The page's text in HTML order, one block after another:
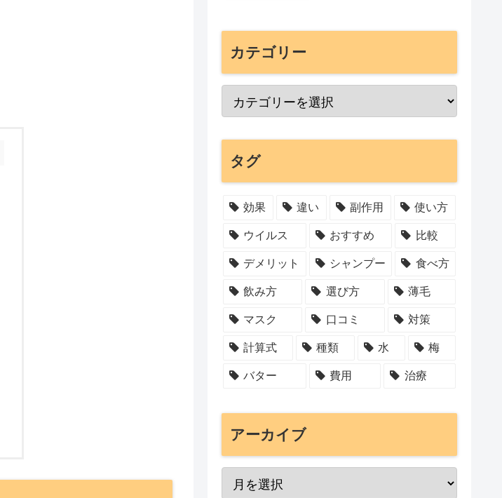
カテゴリー
タグ
効果 違い 副作用 使い方
ウイルス おすすめ 比較
デメリット シャンプー 食べ方
飲み方 選び方 薄毛
マスク 口コミ 対策
計算式 種類 水 梅
バター 費用 治療
アーカイブ